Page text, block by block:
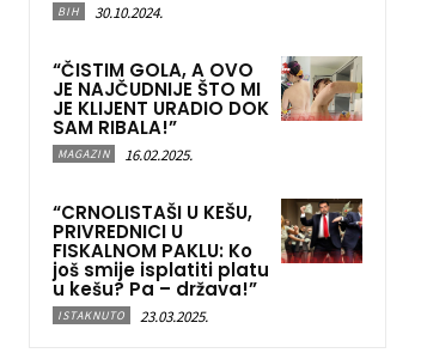
BIH 30.10.2024.
“ČISTIM GOLA, A OVO
JE NAJČUDNIJE ŠTO MI
JE KLIJENT URADIO DOK
SAM RIBALA!”
MAGAZIN 16.02.2025.
“CRNOLISTAŠI U KEŠU,
PRIVREDNICI U
FISKALNOM PAKLU: Ko
još smije isplatiti platu
u kešu? Pa – država!”
ISTAKNUTO 23.03.2025.